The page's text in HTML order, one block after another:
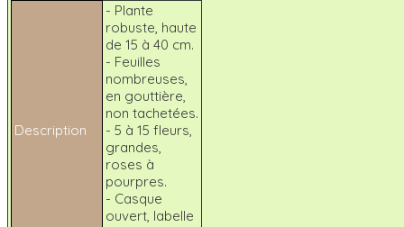
Description
- Plante
robuste, haute
de 15 à 40 cm.
- Feuilles
nombreuses,
en gouttière,
non tachetées.
- 5 à 15 fleurs,
grandes,
roses à
pourpres.
- Casque
ouvert, labelle